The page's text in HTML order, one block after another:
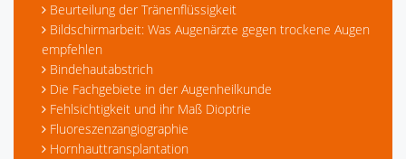
Beurteilung der Tränenflüssigkeit
Bildschirmarbeit: Was Augenärzte gegen trockene Augen
empfehlen
Bindehautabstrich
Die Fachgebiete in der Augenheilkunde
Fehlsichtigkeit und ihr Maß Dioptrie
Fluoreszenzangiographie
Hornhauttransplantation